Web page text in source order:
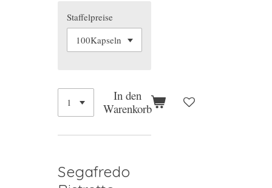
Staffelpreise
In den
Warenkorb
Segafredo